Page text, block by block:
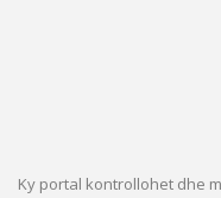
Ky portal kontrollohet dhe